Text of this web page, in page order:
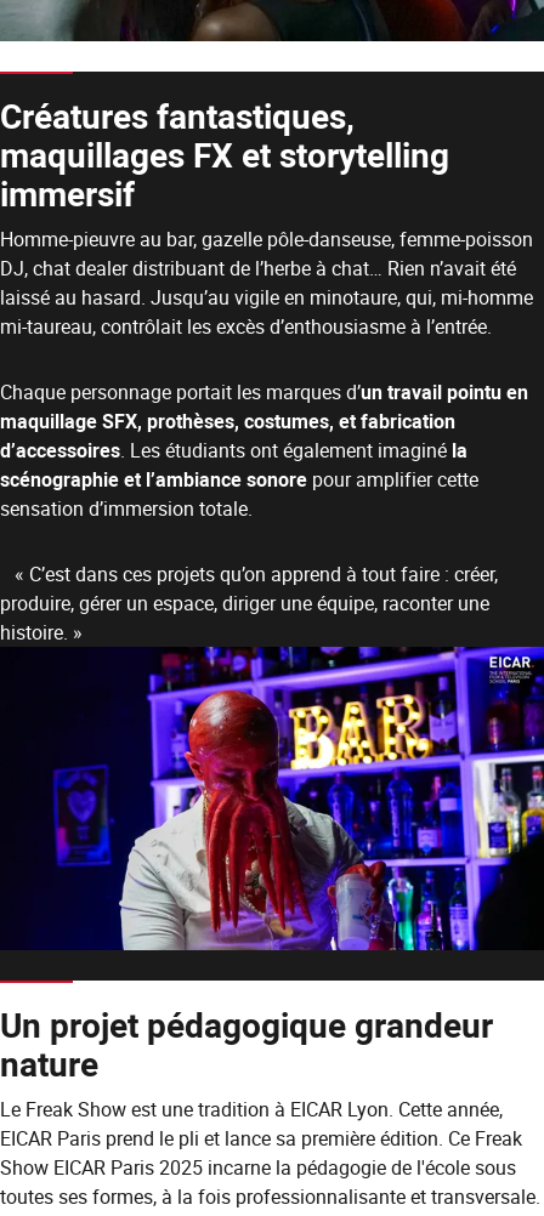
Créatures fantastiques,
maquillages FX et storytelling
immersif
Homme-pieuvre au bar, gazelle pôle-danseuse, femme-poisson
DJ, chat dealer distribuant de l’herbe à chat… Rien n’avait été
laissé au hasard. Jusqu’au vigile en minotaure, qui, mi-homme
mi-taureau, contrôlait les excès d’enthousiasme à l’entrée.
Chaque personnage portait les marques d’un travail pointu en
maquillage SFX, prothèses, costumes, et fabrication
d’accessoires. Les étudiants ont également imaginé la
scénographie et l’ambiance sonore pour amplifier cette
sensation d’immersion totale.
« C’est dans ces projets qu’on apprend à tout faire : créer,
produire, gérer un espace, diriger une équipe, raconter une
histoire. »
Un projet pédagogique grandeur
nature
Le Freak Show est une tradition à EICAR Lyon. Cette année,
EICAR Paris prend le pli et lance sa première édition. Ce Freak
Show EICAR Paris 2025 incarne la pédagogie de l'école sous
toutes ses formes, à la fois professionnalisante et transversale.